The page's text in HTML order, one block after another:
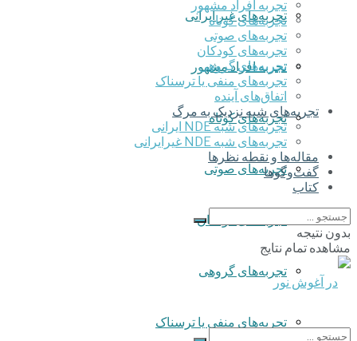
تجربه‌های غیر ایرانی
تجربه افراد مشهور
تجربه‌های کوتاه
تجربه‌های صوتی
تجربه‌های کودکان
تجربه‌های گروهی
‌تجربه‌های منفی یا ترسناک
تجربه افراد مشهور
تجربه‌های کوتاه
تجربه‌های صوتی
تجربه‌های کودکان
تجربه‌های گروهی
‌تجربه‌های منفی یا ترسناک
اتفاق‌های آینده
تجربه‌های شبه نزدیک به مرگ
تجربه‌های شبه NDE ایرانی
تجربه‌های شبه NDE غیرایرانی
مقاله‌ها و نقطه نظرها
گفت‌وگوها
کتاب
بدون نتیجه
مشاهده تمام نتایج